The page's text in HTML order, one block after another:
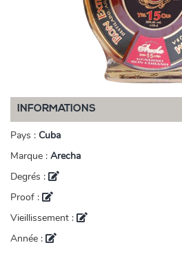
INFORMATIONS
Pays : Cuba
Marque : Arecha
Degrés :
Proof :
Vieillissement :
Année :